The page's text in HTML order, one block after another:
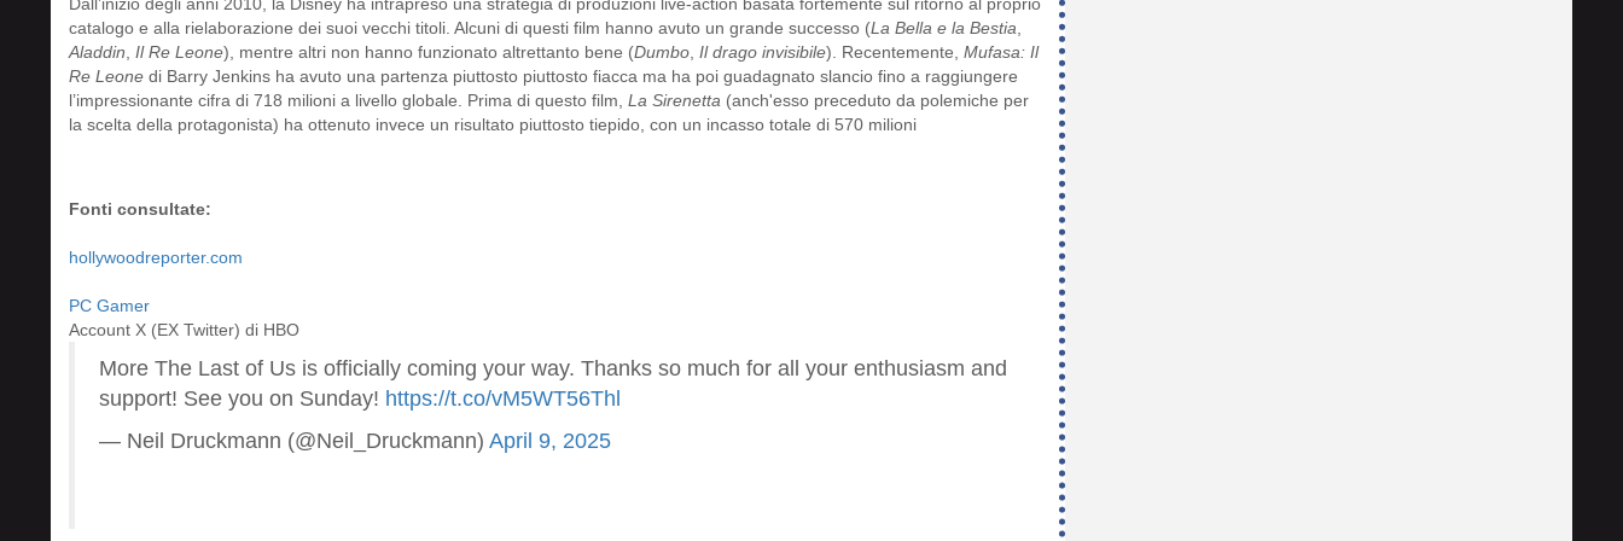
catalogo e alla rielaborazione dei suoi vecchi titoli. Alcuni di questi film hanno avuto un grande successo (La Bella e la Bestia
Aladdin Il Re Leone), mentre altri non hanno funzionato altrettanto bene (Dumbo Il drago invisibile). Recentemente, Mufasa: Il
Re Leone di Barry Jenkins ha avuto una partenza piuttosto piuttosto fiacca ma ha poi guadagnato slancio fino a raggiungere
l’impressionante cifra di 718 milioni a livello globale. Prima di questo film, La Sirenetta (anch'esso preceduto da polemiche per
la scelta della protagonista) ha ottenuto invece un risultato piuttosto tiepido, con un incasso totale di 570 milioni
Fonti consultate:
hollywoodreporter.com
PC Gamer
Account X (EX Twitter) di HBO
More The Last of Us is officially coming your way. Thanks so much for all your enthusiasm and
support! See you on Sunday! https://t.co/vM5WT56Thl
— Neil Druckmann (@Neil_Druckmann) April 9, 2025